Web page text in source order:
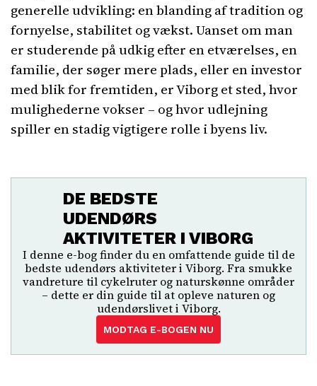
generelle udvikling: en blanding af tradition og
fornyelse, stabilitet og vækst. Uanset om man
er studerende på udkig efter en etværelses, en
familie, der søger mere plads, eller en investor
med blik for fremtiden, er Viborg et sted, hvor
mulighederne vokser – og hvor udlejning
spiller en stadig vigtigere rolle i byens liv.
DE BEDSTE
UDENDØRS
AKTIVITETER I VIBORG
I denne e-bog finder du en omfattende guide til de
bedste udendørs aktiviteter i Viborg. Fra smukke
vandreture til cykelruter og naturskønne områder
– dette er din guide til at opleve naturen og
udendørslivet i Viborg.
MODTAG E-BOGEN NU